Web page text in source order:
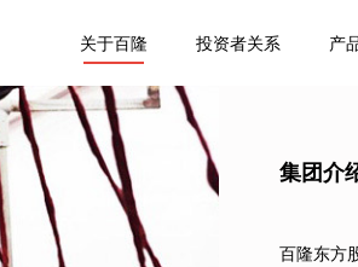
关于百隆 投资者关系 产
集团介
百隆东方